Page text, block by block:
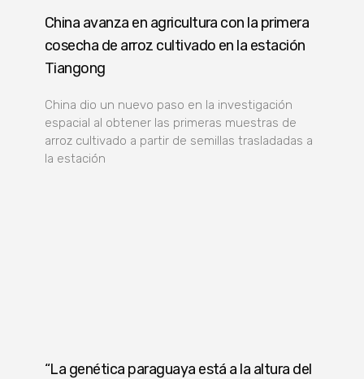
China avanza en agricultura con la primera
cosecha de arroz cultivado en la estación
Tiangong
China dio un nuevo paso en la investigación
espacial al obtener las primeras muestras de
arroz cultivado a partir de semillas trasladadas a
la estación
“La genética paraguaya está a la altura del